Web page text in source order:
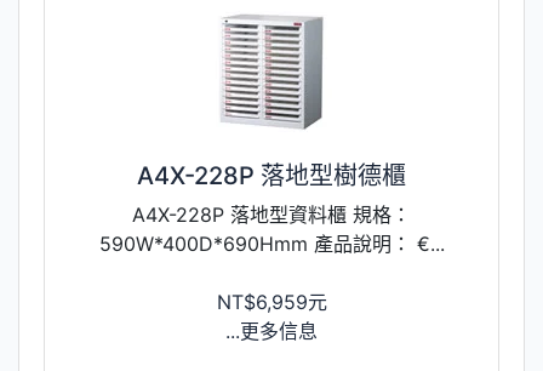
A4X-228P 落地型樹德櫃
A4X-228P 落地型資料櫃 規格：
590W*400D*690Hmm 產品說明： €...
NT$6,959元
...更多信息